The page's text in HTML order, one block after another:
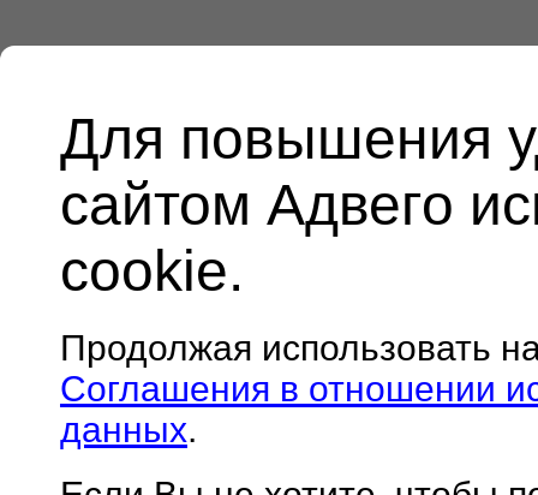
Для повышения
сайтом Адвего
cookie.
Продолжая использовать
Соглашения в отношении
данных.